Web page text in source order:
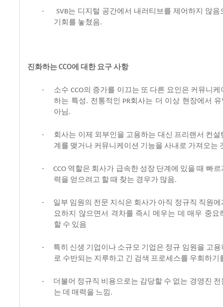
- SVB는 디지털 공간에서 내러티브를 제어하지
않음
기회를 놓쳤음.
진화하는 CCO에 대한 요구사항
- 소수 CCO의 증가를 이끄는 또 다른 요인은 커뮤니케
하는 특성 . 전통적인 PR회사는 더 이상 현장에서
아님 .
- 회사는 이제 외부인을 고용하는 대신 프리랜서 컨설
계를 맺거나 커뮤니케이션 기능을 사내로 가져오는
- CCO 역할은 회사가 급속한 성장 단계에 있을 때 빠르
력을 얻으려고 할 때 찾는 경우가 많음.
- 일부 임원의 전문 지식은 회사가 아직 정규직 직원에
요하지
않으면서 격차를 즉시 메우는 데 매우 중요
할 수 있음
- 특히 신생 기업이나 소규모 기업은 정규 임원을 고용
로 수반되는 지루하고 긴 검색 프로세스를 우회하기
- 더불어 정규직 비용으로는 감당할 수 없는 경영진 전
는 데 매력을 느낌 .